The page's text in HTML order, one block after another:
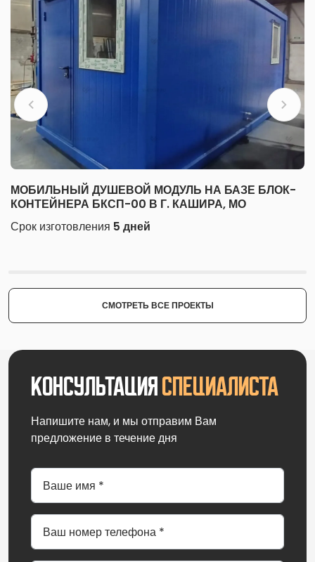
МОБИЛЬНЫЙ ДУШЕВОЙ МОДУЛЬ НА БАЗЕ БЛОК-
КОНТЕЙНЕРА БКСП-00 В Г. КАШИРА, МО
Срок изготовления 5 дней
СМОТРЕТЬ ВСЕ ПРОЕКТЫ
Консультация специалиста
Напишите нам, и мы отправим Вам
предложение в течение дня